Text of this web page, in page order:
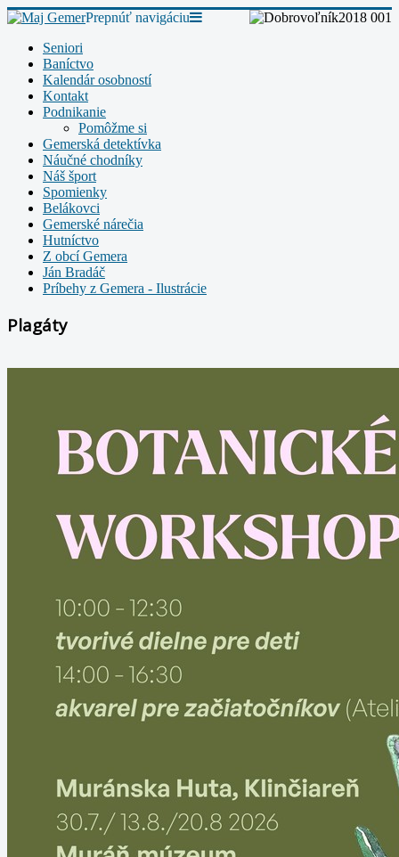
Prepnúť navigáciu
Seniori
Baníctvo
Kalendár osobností
Kontakt
Podnikanie
Pomôžme si
Gemerská detektívka
Náučné chodníky
Náš šport
Spomienky
Belákovci
Gemerské nárečia
Hutníctvo
Z obcí Gemera
Ján Bradáč
Príbehy z Gemera - Ilustrácie
Plagáty